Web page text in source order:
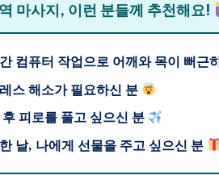
마사지, 이런 분들께 추천해요!
컴퓨터 작업으로 어깨와 목이 뻐근
스 해소가 필요하신 분
피로를 풀고 싶으신 분
날, 나에게 선물을 주고 싶으신 분